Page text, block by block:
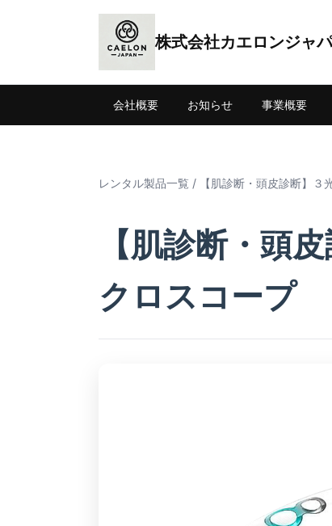
株式会社カエロンジャ
会社概要 お知らせ 事業概要
レンタル製品一覧 / 【肌診断・頭皮診断】
【肌診断・頭
クロスコープ